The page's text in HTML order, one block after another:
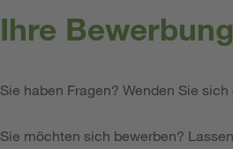
Ihre
Sie haben Fragen? Wenden Sie
Sie möchten sich bewerben?